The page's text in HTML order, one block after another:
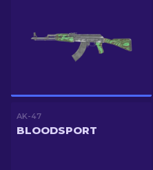
AK-47
BLOODSPORT